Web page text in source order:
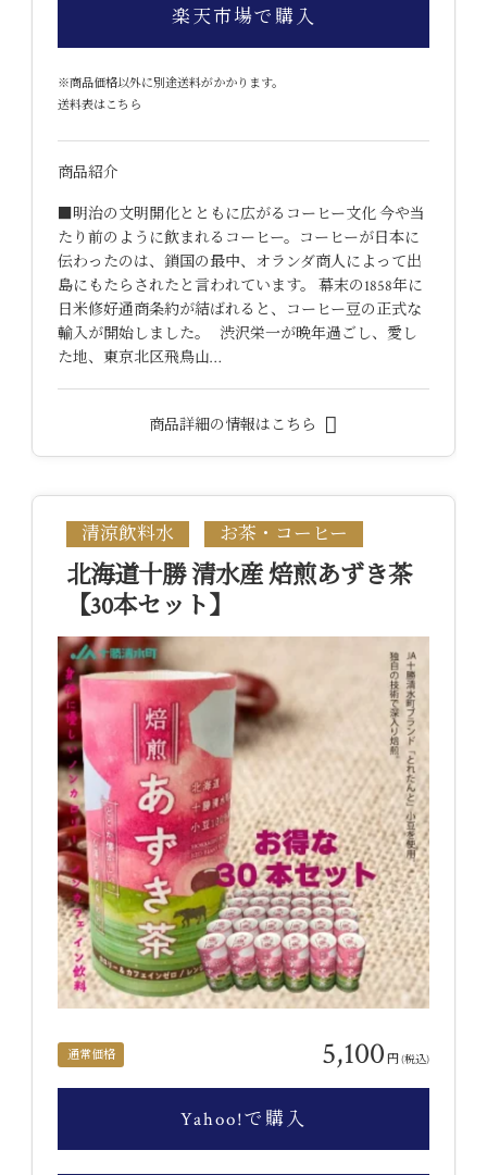
楽天市場で購入
※商品価格以外に別途送料がかかります。
送料表はこちら
商品紹介
■明治の文明開化とともに広がるコーヒー文化 今や当
たり前のように飲まれるコーヒー。コーヒーが日本に
伝わったのは、鎖国の最中、オランダ商人によって出
島にもたらされたと言われています。 幕末の1858年に
日米修好通商条約が結ばれると、コーヒー豆の正式な
輸入が開始しました。 渋沢栄一が晩年過ごし、愛し
た地、東京北区飛鳥山…
商品詳細の情報はこちら
清涼飲料水 お茶・コーヒー
北海道十勝 清水産 焙煎あずき茶
【30本セット】
通常価格 5,100 円(税込)
Yahoo!で購入